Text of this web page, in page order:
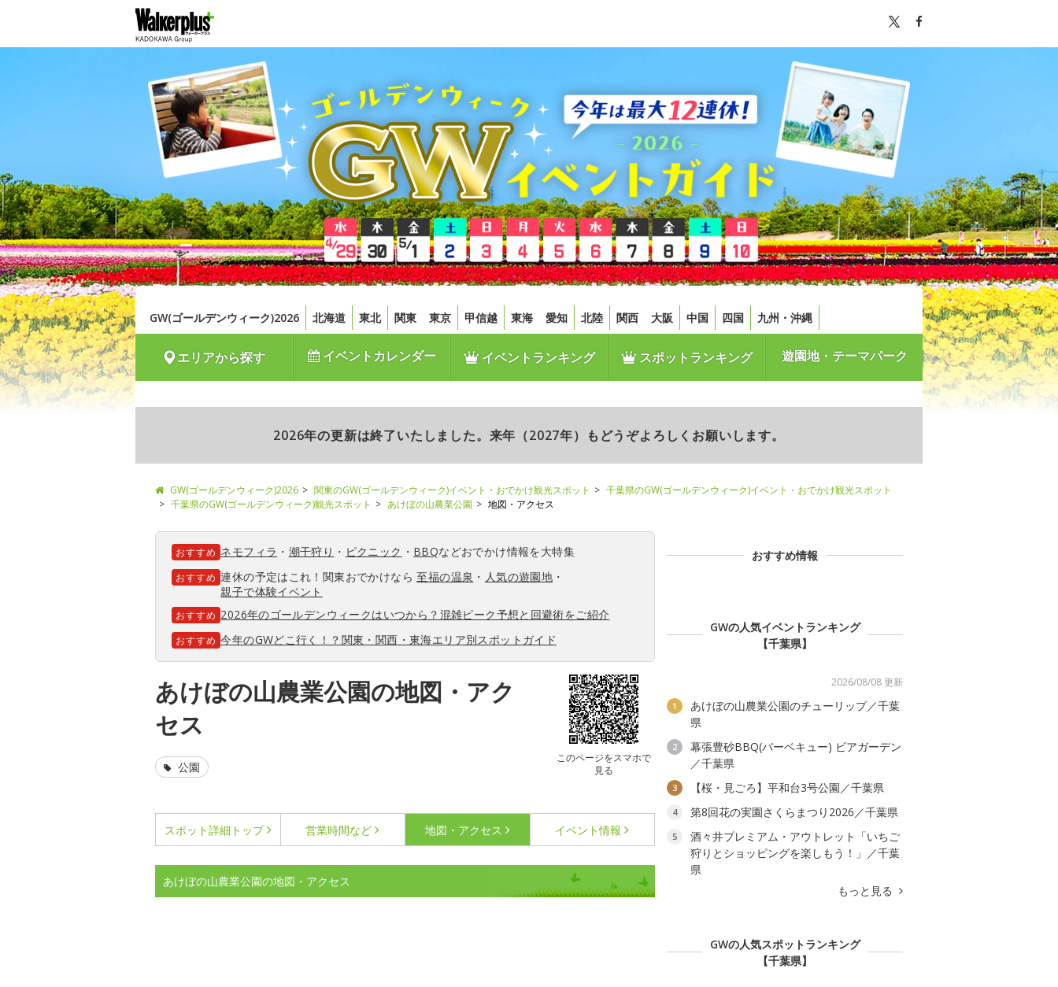
GW(ゴールデンウィーク)2026 北海道 東北 関東 東京 甲信越 東海 愛知 北陸 関西 大阪 中国 四国 九州・沖縄
エリアから探す イベントカレンダー イベントランキング スポットランキング 遊園地・テーマパーク
2026年の更新は終了いたしました。来年（2027年）もどうぞよろしくお願いします。
GW(ゴールデンウィーク)2026 関東のGW(ゴールデンウィーク)イベント・おでかけ観光スポット
千葉県のGW(ゴールデンウィーク)イベント・おでかけ観光スポット
千葉県のGW(ゴールデンウィーク)観光スポット
あけぼの山農業公園 地図・アクセス
おすすめ ネモフィラ ・ 潮干狩り ・ ピクニック ・ BBQなどおでかけ情報を大特集
おすすめ 連休の予定はこれ！関東おでかけなら至福の温泉 ・ 人気の遊園地 ・
親子で体験イベント
おすすめ 2026年のゴールデンウィークはいつから？混雑ピーク予想と回避術をご紹介
おすすめ 今年のGWどこ行く！？関東・関西・東海エリア別スポットガイド
あけぼの山農業公園の地図・アク
セス
このページをスマホで
見る
公園
スポット詳細 トップ 営業時間など 地図・アクセス イベント情報
あけぼの山農業公園の地図・アクセス
おすすめ情報
GWの人気イベントランキング
【千葉県】
2026/08/08 更新
1
あけぼの山農業公園のチューリップ／千葉
県
2
幕張豊砂BBQ(バーベキュー) ビアガーデン
／千葉県
3 【桜・見ごろ】平和台3号公園／千葉県
4 第8回花の実園さくらまつり2026／千葉県
5
酒々井プレミアム・アウトレット「いちご
狩りとショッピングを楽しもう！」／千葉
県
もっと見る
GWの人気スポットランキング
【千葉県】